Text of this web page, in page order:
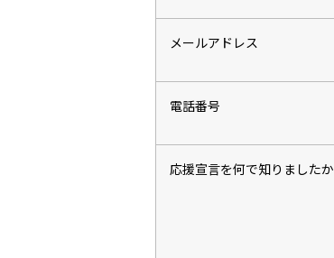
メールアドレス
電話番号
応援宣言を何で知りましたか